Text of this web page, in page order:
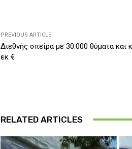
PREVIOUS ARTICLE
Διεθνής σπείρα με 30.000 θύματα και
εκ €
RELATED ARTICLES